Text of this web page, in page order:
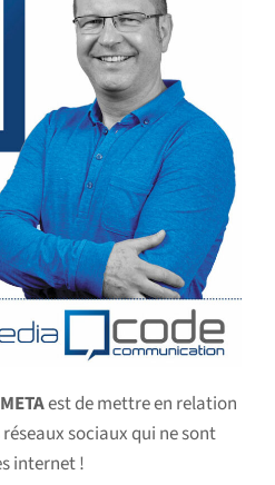
METAest de mettre en relation
sociaux qui ne sont
internet !